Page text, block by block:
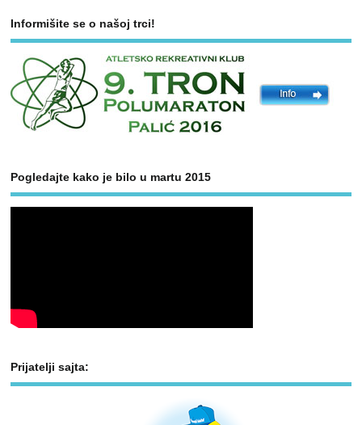
Informišite se o našoj trci!
Pogledajte kako je bilo u martu 2015
Prijatelji sajta: